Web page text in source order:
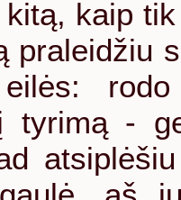
kaip
praleidžiu
tyrimą -